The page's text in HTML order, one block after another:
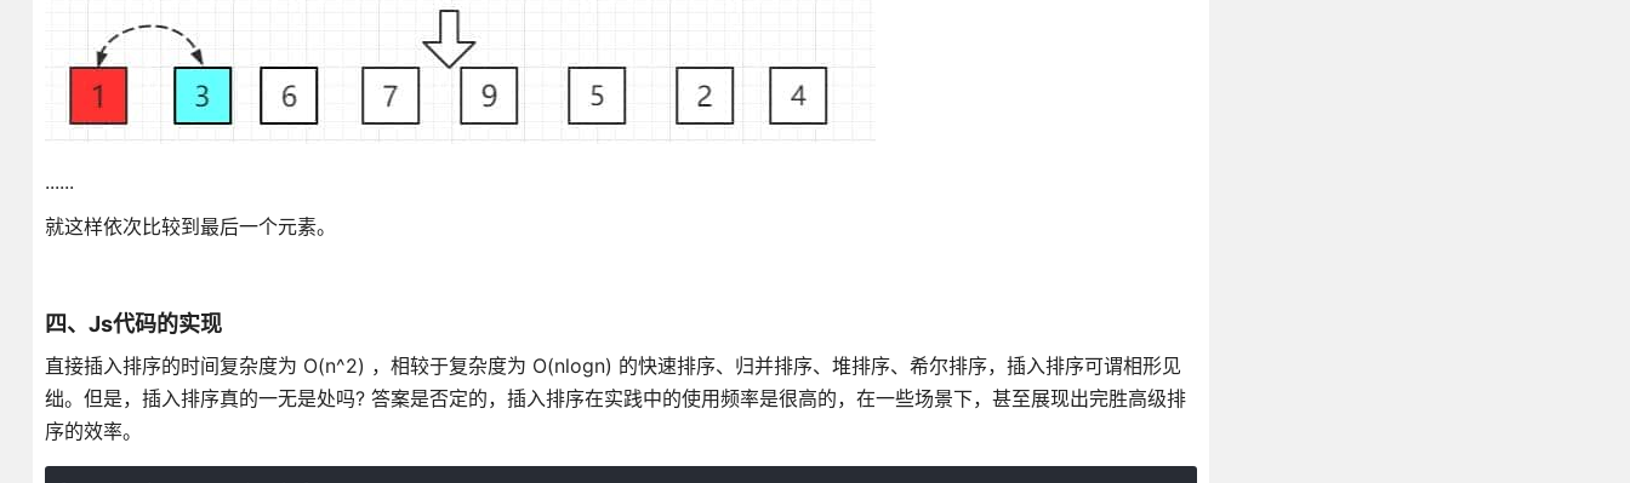
......
就这样依次比较到最后一个元素。
四、Js代码的实现
直接插入排序的时间复杂度为 O(n^2) ，相较于复杂度为 O(nlogn) 的快速排序、归并排序、堆排序、希尔排序，插入排序可谓相形见
绌。但是，插入排序真的一无是处吗? 答案是否定的，插入排序在实践中的使用频率是很高的，在一些场景下，甚至展现出完胜高级排
序的效率。